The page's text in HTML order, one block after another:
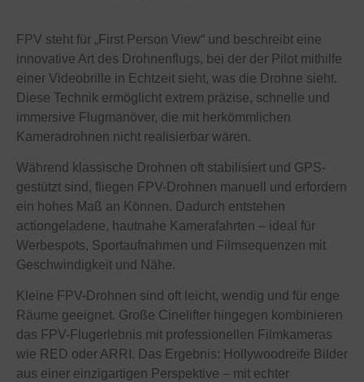
FPV steht für „First Person View“ und beschreibt eine
innovative Art des Drohnenflugs, bei der der Pilot mithilfe
einer Videobrille in Echtzeit sieht, was die Drohne sieht.
Diese Technik ermöglicht extrem präzise, schnelle und
immersive Flugmanöver, die mit herkömmlichen
Kameradrohnen nicht realisierbar wären.
Während klassische Drohnen oft stabilisiert und GPS-
gestützt sind, fliegen FPV-Drohnen manuell und erfordern
ein hohes Maß an Können. Dadurch entstehen
actiongeladene, hautnahe Kamerafahrten – ideal für
Werbespots, Sportaufnahmen und Filmsequenzen mit
Geschwindigkeit und Nähe.
Kleine FPV-Drohnen sind oft leicht, wendig und für enge
Räume geeignet. Große Cinelifter hingegen kombinieren
das FPV-Flugerlebnis mit professionellen Filmkameras
wie RED oder ARRI. Das Ergebnis: Hollywoodreife Bilder
aus einer einzigartigen Perspektive – mit echter